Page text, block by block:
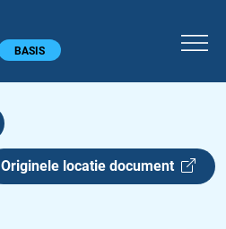
BASIS
Originele locatie document